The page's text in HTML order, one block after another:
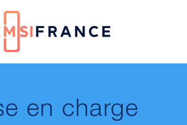
en charge